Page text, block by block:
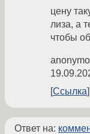
цену
лиза, а
чтобы
Ссылка
Ответ на: